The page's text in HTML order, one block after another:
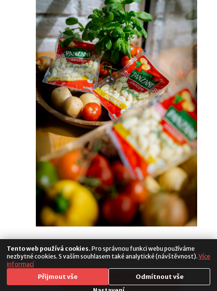
Copyright 2026. All Rights Reserved
Media
Populus
Tento web používá cookies. Pro správnou funkci webu používáme
nezbytné cookies. S vaším souhlasem také analytické (návštěvnost). Více
informací
Přijmout vše Odmítnout vše